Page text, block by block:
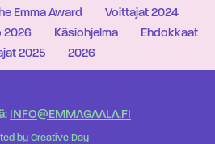
Emma Award
Voittajat 2024
2026 Käsiohjelma
Ehdokkaat
2025
2026
INFO@EMMAGAALA.FI
by Creative Day